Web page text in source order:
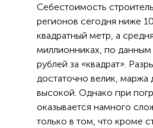
Себестоимость
регионов сегодня ниже
квадратный метр, а
миллионниках, по
рублей за «квадрат».
достаточно велик, маржа
высокой. Однако при
оказывается намного
только в том, что кроме